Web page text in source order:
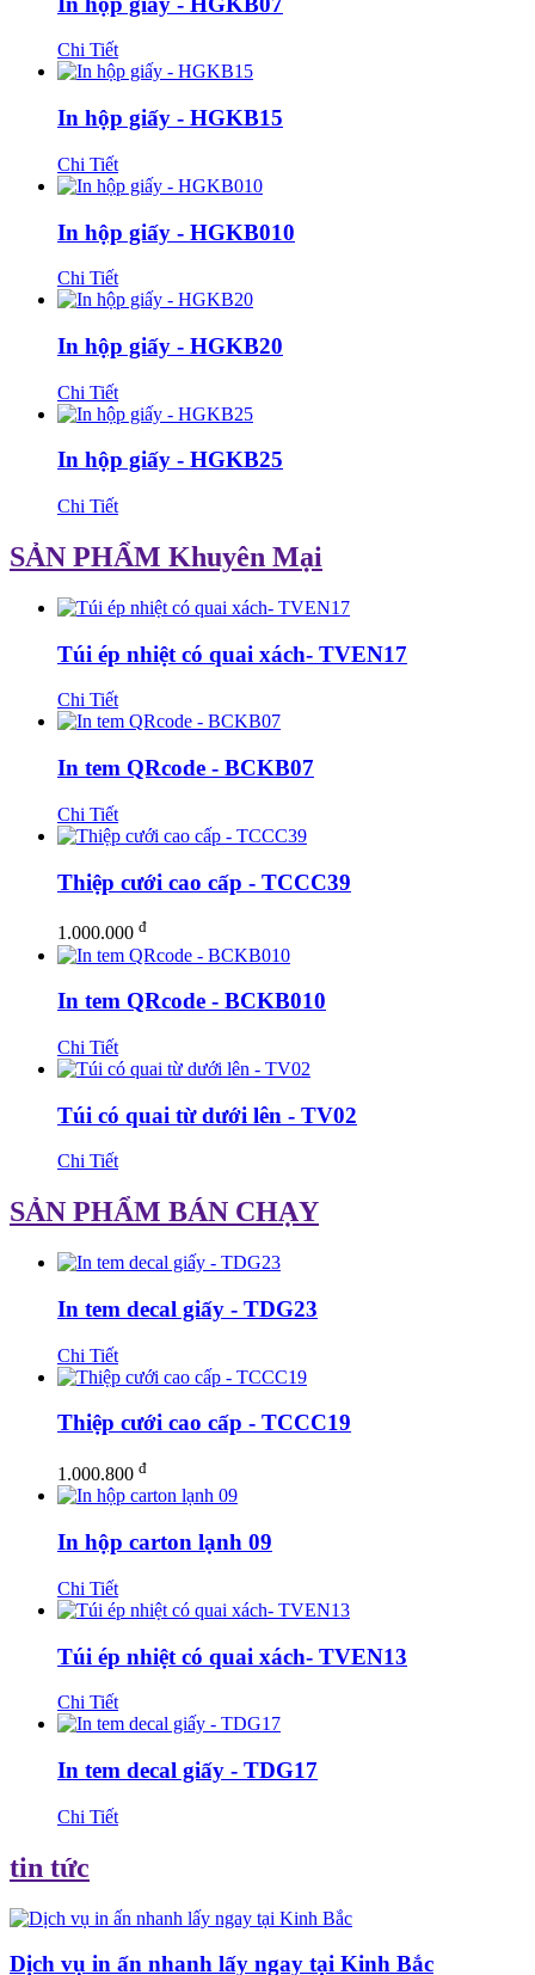
Chi Tiết
In hộp giấy - HGKB15
Chi Tiết
In hộp giấy - HGKB010
Chi Tiết
In hộp giấy - HGKB20
Chi Tiết
In hộp giấy - HGKB25
Chi Tiết
SẢN PHẨM Khuyên Mại
Túi ép nhiệt có quai xách- TVEN17
Chi Tiết
In tem QRcode - BCKB07
Chi Tiết
Thiệp cưới cao cấp - TCCC39
1.000.000 đ
In tem QRcode - BCKB010
Chi Tiết
Túi có quai từ dưới lên - TV02
Chi Tiết
SẢN PHẨM BÁN CHẠY
In tem decal giấy - TDG23
Chi Tiết
Thiệp cưới cao cấp - TCCC19
1.000.800 đ
In hộp carton lạnh 09
Chi Tiết
Túi ép nhiệt có quai xách- TVEN13
Chi Tiết
In tem decal giấy - TDG17
Chi Tiết
tin tức
Dịch vụ in ấn nhanh lấy ngay tại Kinh Bắc